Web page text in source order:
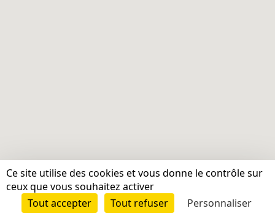
Ce site utilise des cookies et vous donne le contrôle sur
ceux que vous souhaitez activer
Tout accepter
Tout refuser Personnaliser